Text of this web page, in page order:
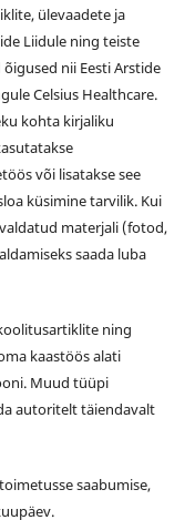
ülevaadete ja
Liidule ning teiste
nii Eesti Arstide
Celsius Healthcare.
kohta kirjaliku
või lisatakse see
küsimine tarvilik. Kui
materjali (fotod,
saada luba
ning
kaastöös alati
Muud tüüpi
autoritelt täiendavalt
saabumise,